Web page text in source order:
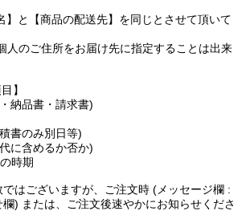
と【商品の配送先】を同じとさせて頂いて
人のご住所をお届け先に指定することは出来
】
納品書・請求書)
書のみ別日等)
に含めるか否か)
時期
はございますが、ご注文時 (メッセージ欄 :
) または、ご注文後速やかにお知らせくださ